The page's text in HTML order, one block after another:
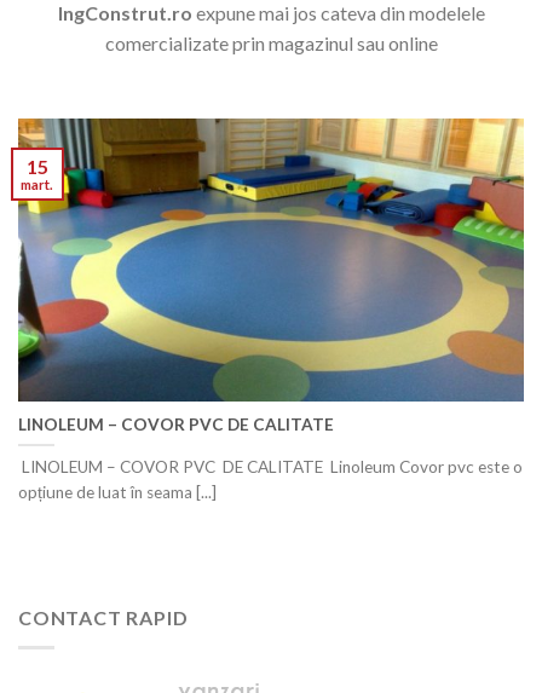
IngConstrut.ro expune mai jos cateva din modelele
comercializate prin magazinul sau online
LINOLEUM – COVOR PVC DE CALITATE
LINOLEUM – COVOR PVC DE CALITATE Linoleum Covor pvc este o
opțiune de luat în seama [...]
15
mart.
CONTACT RAPID